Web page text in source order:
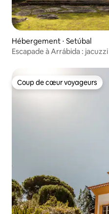
Hébergement ⋅ Setúbal
Escapade à Arrábida :
Coup de cœur voyageurs
Coup de cœur voyageurs